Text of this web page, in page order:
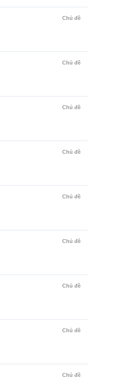
Chủ đề
Chủ đề
Chủ đề
Chủ đề
Chủ đề
Chủ đề
Chủ đề
Chủ đề
Chủ đề